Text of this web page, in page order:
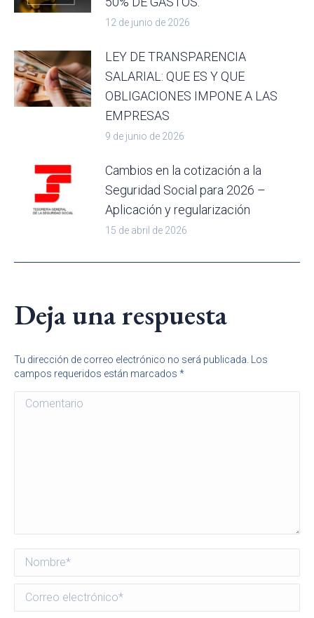
12 de junio de 2026
LEY DE TRANSPARENCIA
SALARIAL: QUE ES Y QUE
OBLIGACIONES IMPONE A LAS
EMPRESAS
9 de junio de 2026
Cambios en la cotización a la
Seguridad Social para 2026 –
Aplicación y regularización
15 de abril de 2026
Deja una respuesta
Tu dirección de correo electrónico no será publicada. Los
campos requeridos están marcados *
Comentario
Nombre *
Correo electrónico *